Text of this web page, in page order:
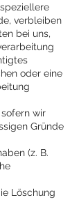
verbleiben
bei uns,
oder eine
wir
Gründe
(z. B.
Löschung